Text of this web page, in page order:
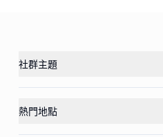
社群主題
熱門地點